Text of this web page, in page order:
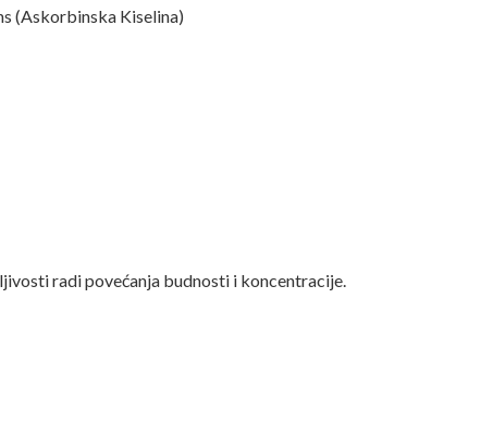
(Askorbinska Kiselina)
radi povećanja budnosti i koncentracije.